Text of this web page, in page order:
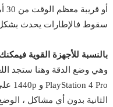
سقوط فالإطارات يحدث
بالنسبة للأجهزة القوية
الثانية بدون أي مشاكل ،